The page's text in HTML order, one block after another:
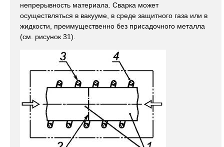
непрерывность материала. Сварка может
осуществляться в вакууме, в среде защитного газа или в
жидкости, преимущественно без присадочного металла
(см. рисунок 31).